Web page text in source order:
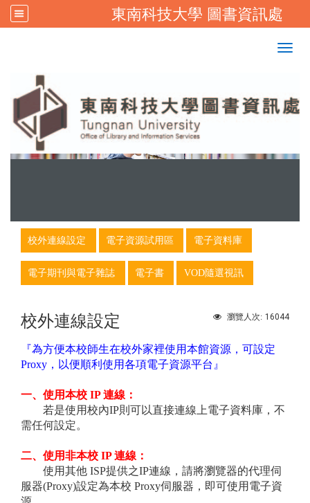
東南科技大學 圖書資訊處
校外連線設定 電子資源試用區 電子資料庫
電子期刊與電子雜誌 電子書 VOD隨選視訊
瀏覽人次: 16044
校外連線設定
『為方便本校師生在校外家裡使用本館資源，可設定
Proxy，以便順利使用各項電子資源平台』
一、使用本校 IP 連線：
若是使用校內IP則可以直接連線上電子資料庫，不
需任何設定。
二、使用非本校 IP 連線 ：
使用其他 ISP提供之IP連線，請將瀏覽器的代理伺
服器(Proxy)設定為本校 Proxy伺服器，即可使用電子資